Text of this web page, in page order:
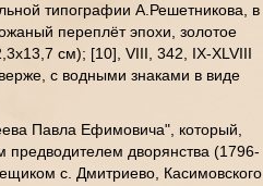
типографии А.Решетникова, в
переплёт эпохи, золотое
см); [10], VIII, 342, IX-XLVIII
с водными знаками в виде
Павла Ефимовича", который,
предводителем дворянства (1796-
с. Дмитриево, Касимовского